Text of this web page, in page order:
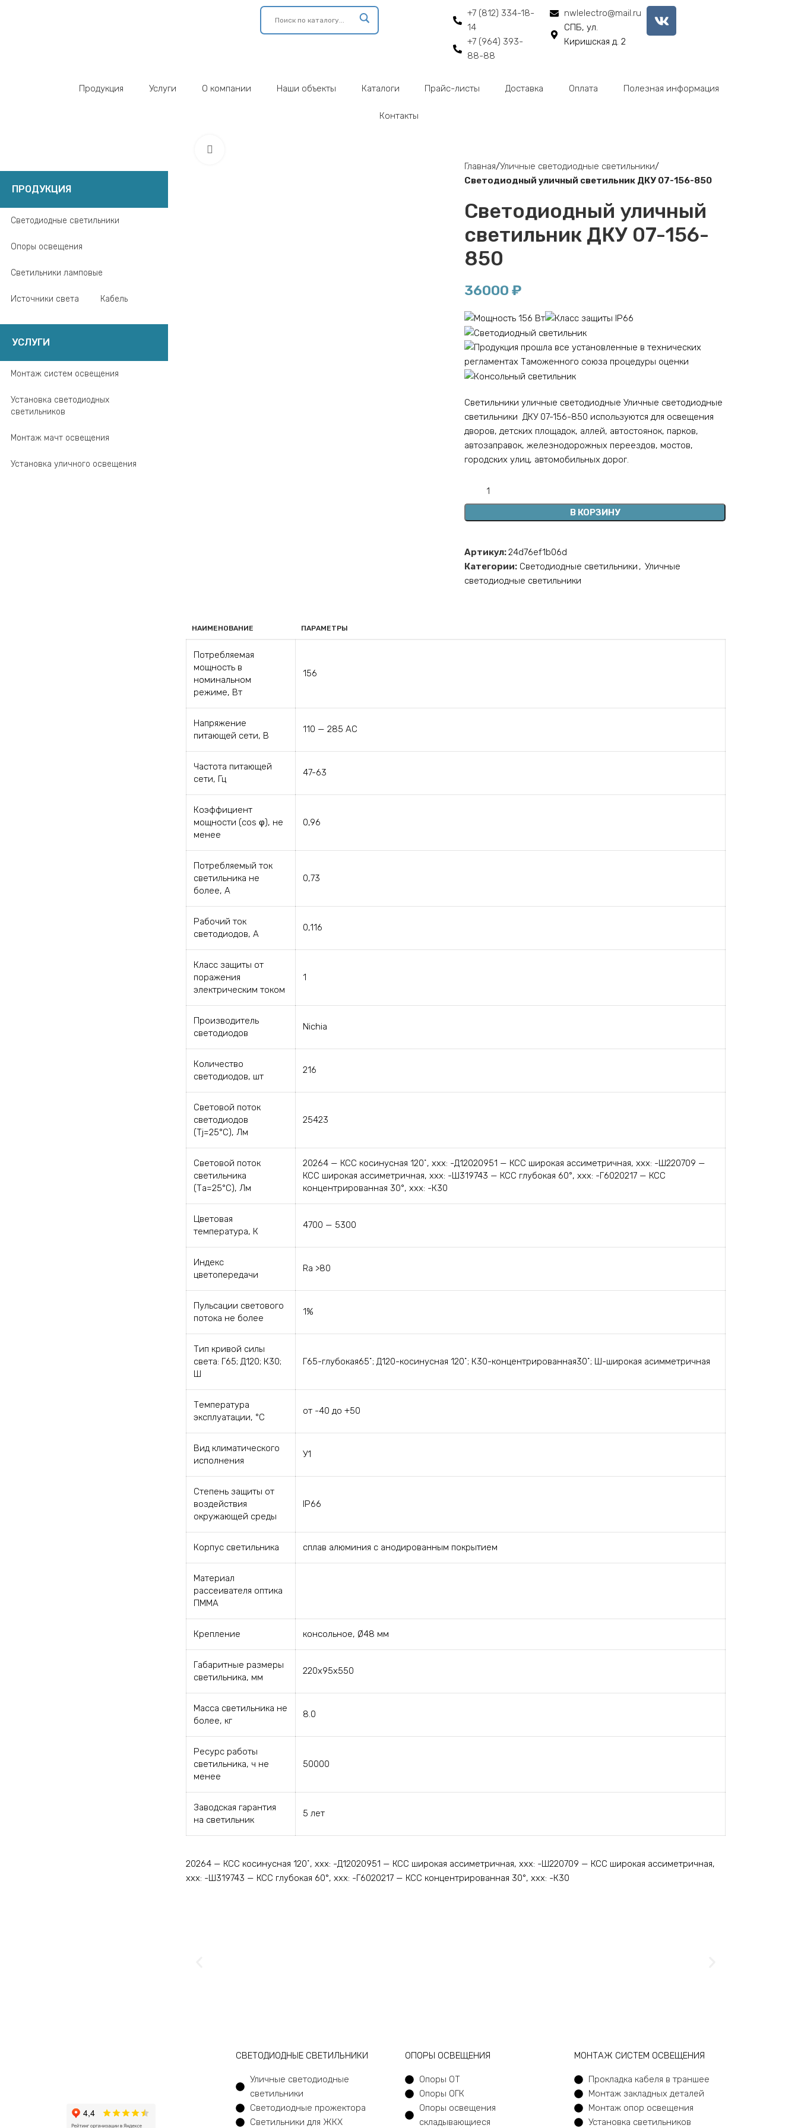
+7 (812) 334-18-
14
+7 (964) 393-
88-88
nwlelectro@mail.ru
СПБ, ул.
Киришская д. 2
Продукция Услуги О компании Наши объекты Каталоги Прайс-листы Доставка Оплата Полезная информация
Контакты
ПРОДУКЦИЯ
Светодиодные светильники
Опоры освещения
Светильники ламповые
Источники света Кабель
УСЛУГИ
Монтаж систем освещения
Установка светодиодных
светильников
Монтаж мачт освещения
Установка уличного освещения
Главная Уличные светодиодные светильники
Светодиодный уличный светильник ДКУ 07-156-850
Светодиодный уличный
светильник ДКУ 07-156-
850
36000₽
Светильники уличные светодиодные Уличные светодиодные
светильники ДКУ 07-156-850 используются для освещения
дворов, детских площадок, аллей, автостоянок, парков,
автозаправок, железнодорожных переездов, мостов,
городских улиц, автомобильных дорог.
В КОРЗИНУ
Артикул:24d76ef1b06d
Категории: Светодиодные светильники , Уличные
светодиодные светильники
НАИМЕНОВАНИЕ ПАРАМЕТРЫ
Потребляемая
мощность в
номинальном
режиме, Вт
156
Напряжение
питающей сети, В
110 — 285 АС
Частота питающей
сети, Гц
47-63
Коэффициент
мощности (cos φ), не
менее
0,96
Потребляемый ток
светильника не
более, А
0,73
Рабочий ток
светодиодов, А
0,116
Класс защиты от
поражения
электрическим током
1
Производитель
светодиодов
Nichia
Количество
светодиодов, шт
216
Световой поток
светодиодов
(Tj=25°C), Лм
25423
Световой поток
светильника
(Та=25°С), Лм
20264 — КСС косинусная 120˚, ххх: -Д12020951 — КСС широкая ассиметричная, ххх: -Ш220709 —
КСС широкая ассиметричная, ххх: -Ш319743 — КСС глубокая 60°, ххх: -Г6020217 — КСС
концентрированная 30°, ххх: -К30
Цветовая
температура, К
4700 — 5300
Индекс
цветопередачи
Ra >80
Пульсации светового
потока не более
1%
Тип кривой силы
света: Г65; Д120; К30;
Ш
Г65-глубокая65˚; Д120-косинусная 120˚; К30-концентрированная30˚; Ш-широкая асимметричная
Температура
эксплуатации, °C
от -40 до +50
Вид климатического
исполнения
У1
Степень защиты от
воздействия
окружающей среды
IP66
Корпус светильника сплав алюминия с анодированным покрытием
Материал
рассеивателя оптика
ПММА
Крепление консольное, Ø48 мм
Габаритные размеры
светильника, мм
220х95х550
Масса светильника не
более, кг
8.0
Ресурс работы
светильника, ч не
менее
50000
Заводская гарантия
на светильник
5 лет
20264 — КСС косинусная 120˚, ххх: -Д12020951 — КСС широкая ассиметричная, ххх: -Ш220709 — КСС широкая ассиметричная,
ххх: -Ш319743 — КСС глубокая 60°, ххх: -Г6020217 — КСС концентрированная 30°, ххх: -К30
CВЕТОДИОДНЫЕ СВЕТИЛЬНИКИ
Уличные светодиодные
светильники
Светодиодные прожектора
Светильники для ЖКХ
ОПОРЫ ОСВЕЩЕНИЯ
Опоры ОТ
Опоры ОГК
Опоры освещения
складывающиеся
МОНТАЖ СИСТЕМ ОСВЕЩЕНИЯ
Прокладка кабеля в траншее
Монтаж закладных деталей
Монтаж опор освещения
Установка светильников